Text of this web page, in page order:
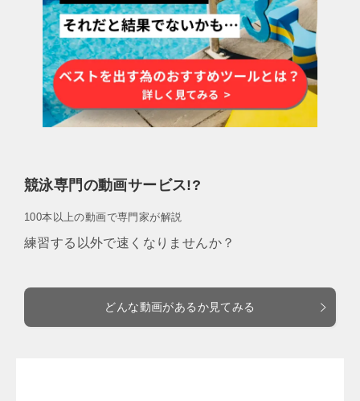
競泳専門の動画サービス!?
100本以上の動画で専門家が解説
練習する以外で速くなりませんか？
どんな動画があるか見てみる